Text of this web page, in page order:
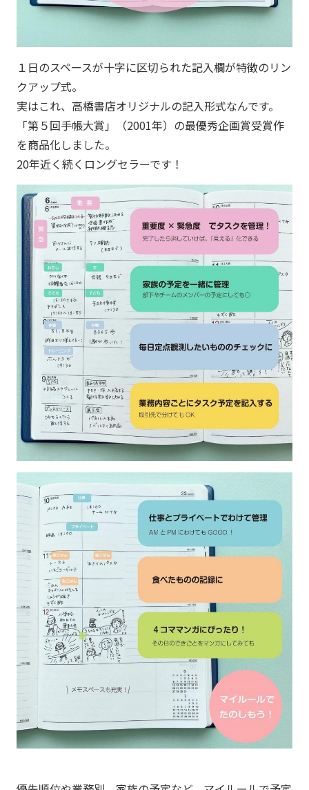
１日のスペースが十字に区切られた記入欄が特徴のリン
クアップ式。
実はこれ、高橋書店オリジナルの記入形式なんです。
「第５回手帳大賞」（2001年）の最優秀企画賞受賞作
を商品化しました。
20年近く続くロングセラーです！